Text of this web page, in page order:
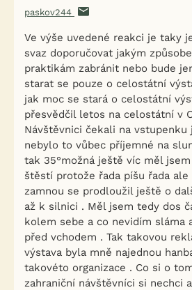
paskov244
Ve výše uvedené reakci je taky
svaz doporučovat jakým
praktikám zabránit nebo bude
starat se pouze o celostátní
jak moc se stará o celostátní
přesvědčil letos na celostátní v
Návštěvnici čekali na
nebylo to vůbec příjemné na
tak 35°možná ještě víc měl
štěstí protože řada píšu řada
zamnou se prodloužil ještě o
až k silnici . Měl jsem tedy dos
kolem sebe a co nevidím sláma
před vchodem . Tak takovou
výstava byla mně najednou
takovéto organizace . Co si o
zahraniční návštěvníci si nechci